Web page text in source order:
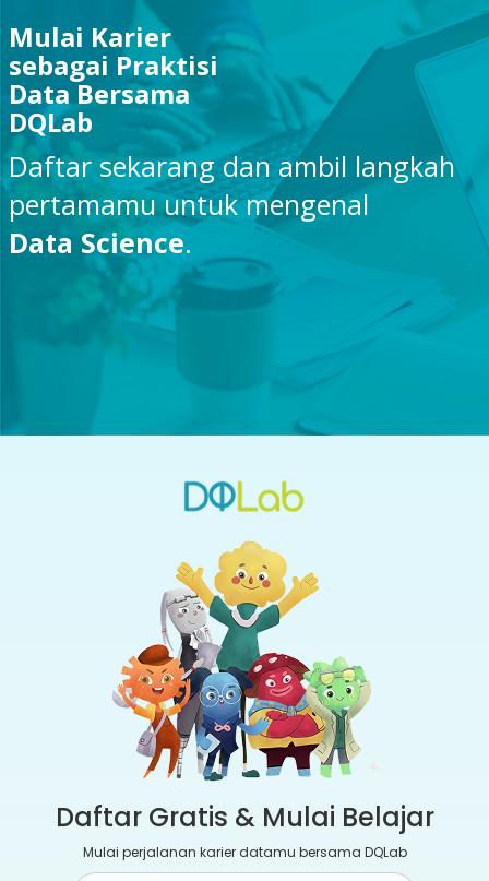
Mulai Karier
sebagai Praktisi
Data Bersama
DQLab
Daftar sekarang dan ambil langkah
pertamamu untuk mengenal
Data Science.
Daftar Gratis & Mulai Belajar
Mulai perjalanan karier datamu bersama DQLab